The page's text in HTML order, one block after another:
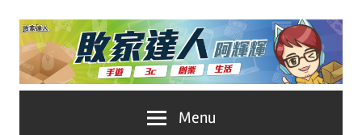
Skip
content
Menu